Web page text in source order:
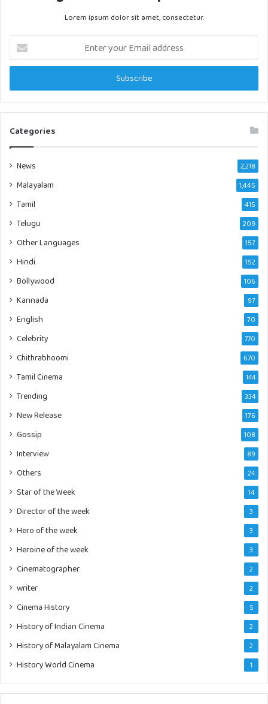
Lorem ipsum dolor sit amet, consectetur.
Enter
your
Email
Categories
News 2,218
Malayalam 1,445
Tamil 415
Telugu 209
Other Languages 157
Hindi 152
Bollywood 106
Kannada 97
English 70
Celebrity 770
Chithrabhoomi 670
Tamil Cinema 144
Trending 334
New Release 176
Gossip 108
Interview 89
Others 24
Star of the Week 14
Director of the week 3
Hero of the week 3
Heroine of the week 3
Cinematographer 2
writer 2
Cinema History 5
History of Indian Cinema 2
History of Malayalam Cinema 2
History World Cinema 1